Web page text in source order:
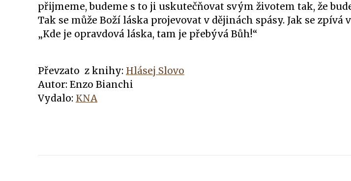
přijmeme, budeme s to ji uskutečňovat svým životem tak, že
Tak se může Boží láska projevovat v dějinách spásy. Jak se
„Kde je opravdová láska, tam je přebývá Bůh!“
Převzato z knihy: Hlásej Slovo
Autor: Enzo Bianchi
Vydalo: KNA